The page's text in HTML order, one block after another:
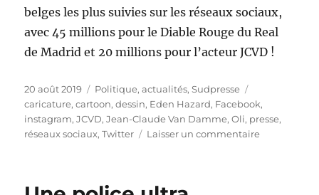
belges les plus suivies sur les réseaux sociaux,
avec 45 millions pour le Diable Rouge du Real
de Madrid et 20 millions pour l’acteur JCVD !
Publié
le
20 août 2019 Catégories
Politique, actualités,Sudpresse
caricature,cartoon,dessin, Eden Hazard, Facebook,
instagram,JCVD,Jean-Claude Van Damme,Oli, presse,
réseaux sociaux,Twitter Laisser un commentairesur